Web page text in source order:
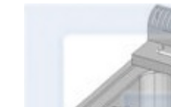
Купить
Консультация